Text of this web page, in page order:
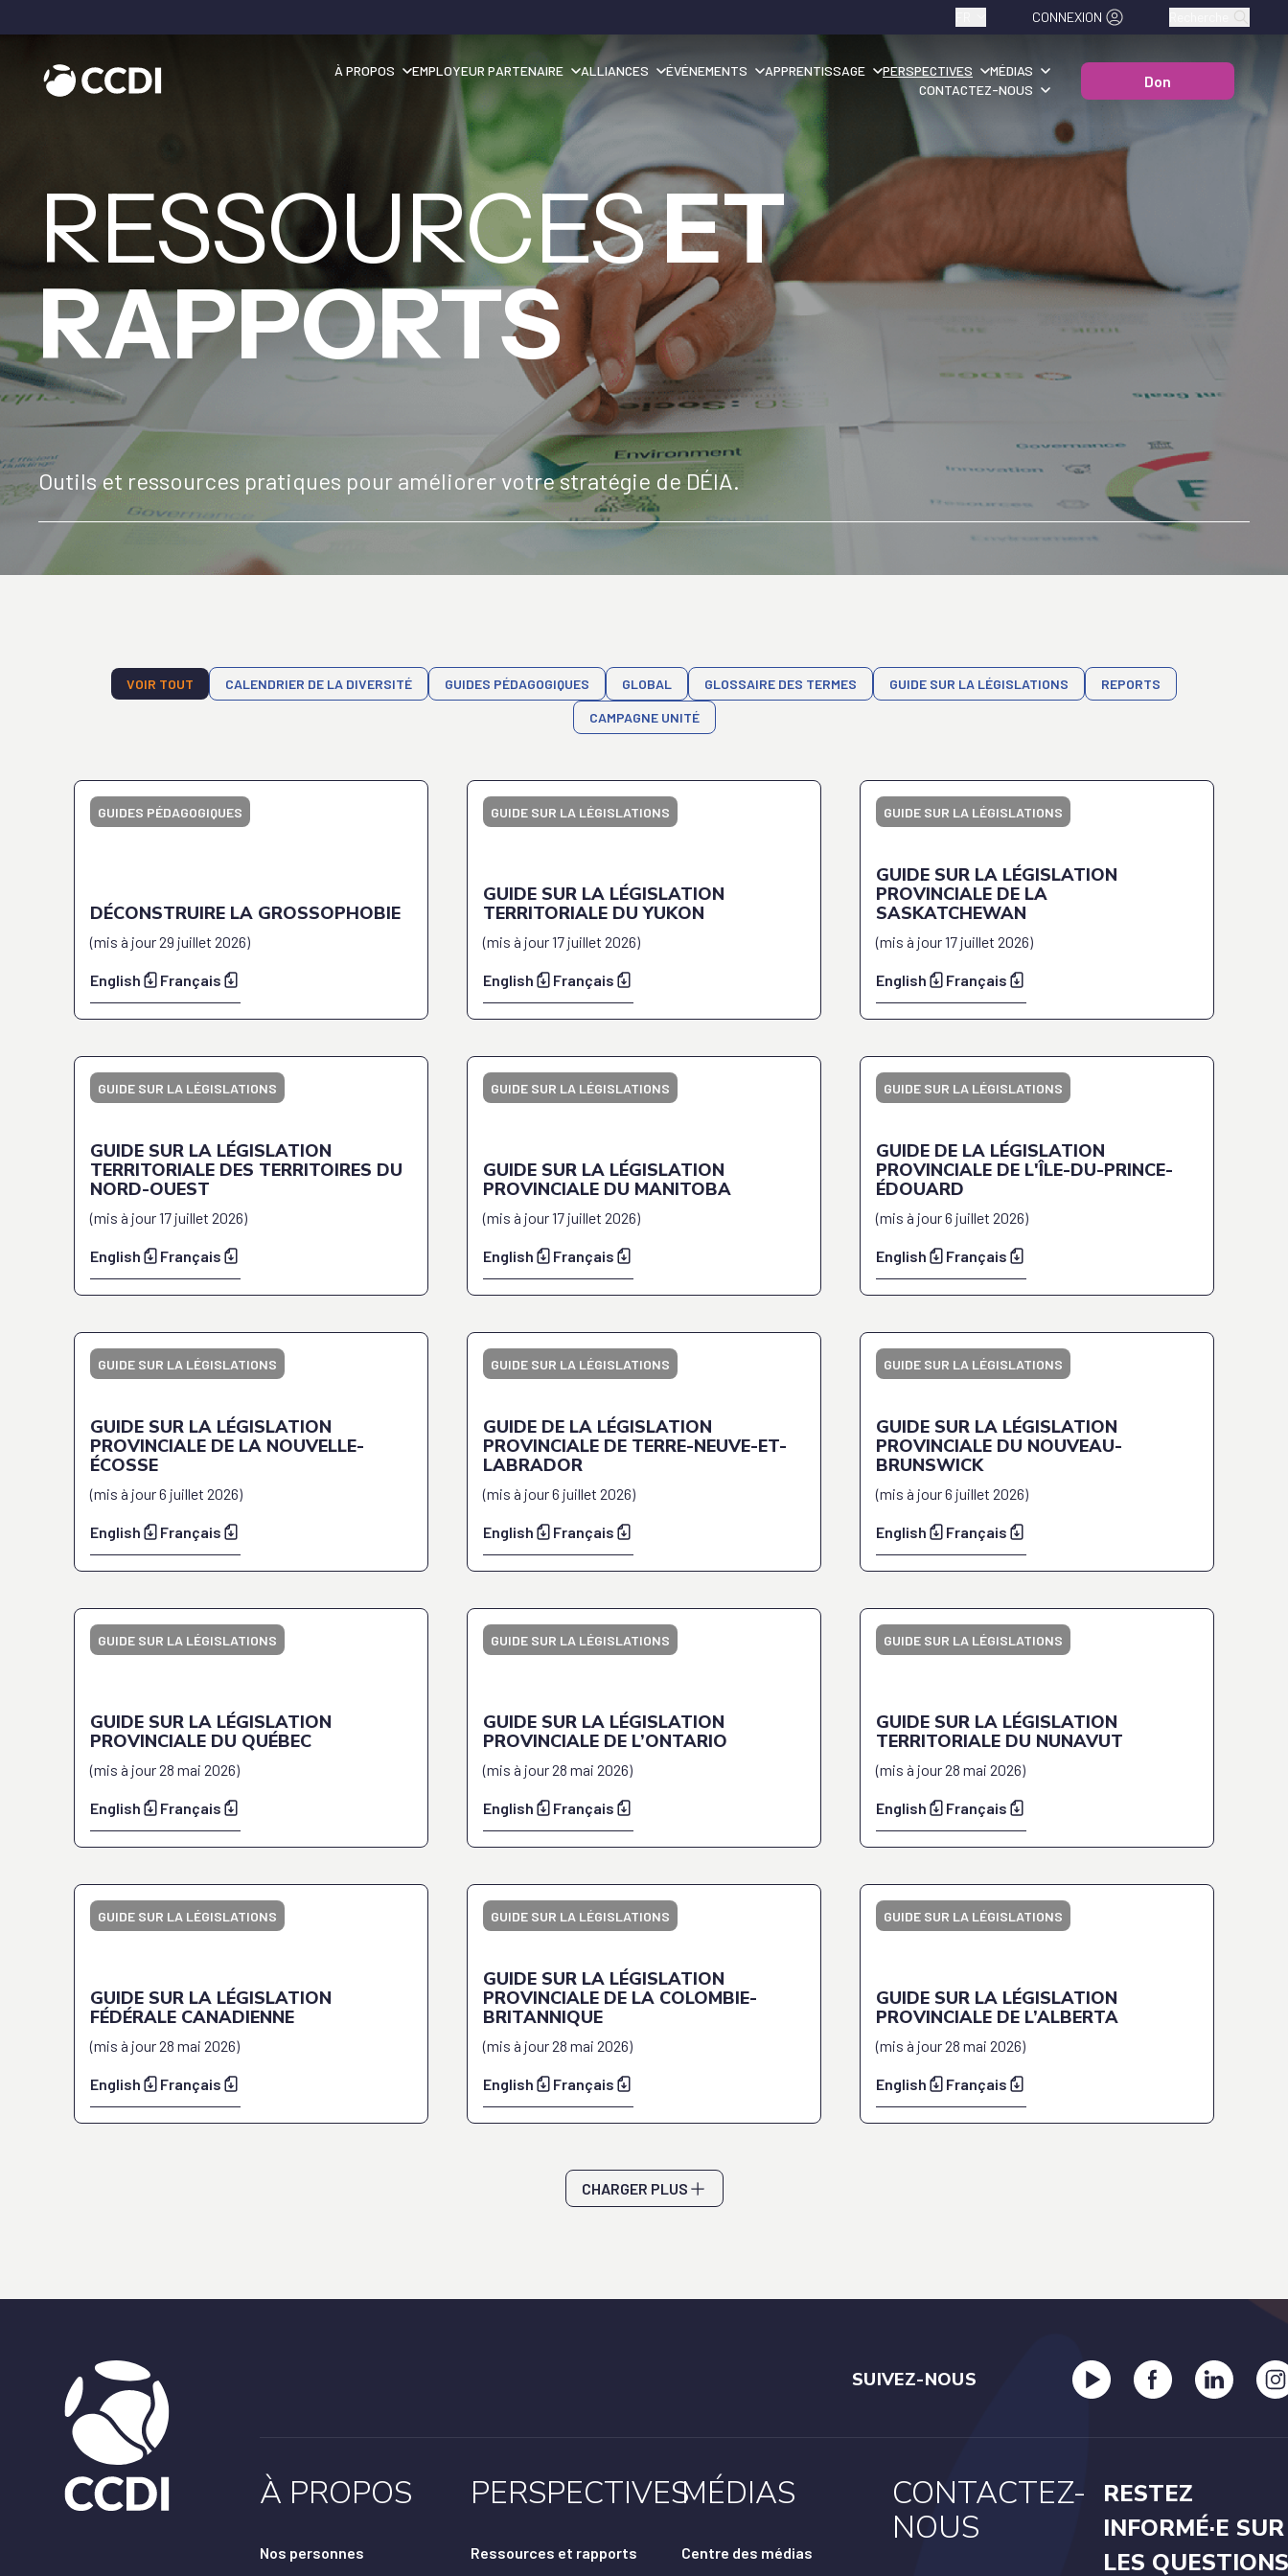
CONNEXION
À PROPOS EMPLOYEUR PARTENAIRE ALLIANCES ÉVÉNEMENTS APPRENTISSAGE PERSPECTIVES
MÉDIAS
CONTACTEZ-NOUS
Don
RESSOURCESET
RAPPORTS
Outils et ressources pratiques pour améliorer votre stratégie de DÉIA.
VOIR TOUT CALENDRIER DE LA DIVERSITÉ GUIDES PÉDAGOGIQUES GLOBAL GLOSSAIRE DES TERMES GUIDE SUR LA LÉGISLATIONS REPORTS
CAMPAGNE UNITÉ
GUIDES PÉDAGOGIQUES
DÉCONSTRUIRE LA GROSSOPHOBIE
(mis à jour29 juillet 2026)
English Français
GUIDE SUR LA LÉGISLATIONS
GUIDE SUR LA LÉGISLATION
TERRITORIALE DU YUKON
(mis à jour17 juillet 2026)
English Français
GUIDE SUR LA LÉGISLATIONS
GUIDE SUR LA LÉGISLATION
PROVINCIALE DE LA
SASKATCHEWAN
(mis à jour17 juillet 2026)
English Français
GUIDE SUR LA LÉGISLATIONS
GUIDE SUR LA LÉGISLATION
TERRITORIALE DES TERRITOIRES DU
NORD-OUEST
(mis à jour17 juillet 2026)
English Français
GUIDE SUR LA LÉGISLATIONS
GUIDE SUR LA LÉGISLATION
PROVINCIALE DU MANITOBA
(mis à jour17 juillet 2026)
English Français
GUIDE SUR LA LÉGISLATIONS
GUIDE DE LA LÉGISLATION
PROVINCIALE DE L'ÎLE-DU-PRINCE-
ÉDOUARD
(mis à jour6 juillet 2026)
English Français
GUIDE SUR LA LÉGISLATIONS
GUIDE SUR LA LÉGISLATION
PROVINCIALE DE LA NOUVELLE-
ÉCOSSE
(mis à jour6 juillet 2026)
English Français
GUIDE SUR LA LÉGISLATIONS
GUIDE DE LA LÉGISLATION
PROVINCIALE DE TERRE-NEUVE-ET-
LABRADOR
(mis à jour6 juillet 2026)
English Français
GUIDE SUR LA LÉGISLATIONS
GUIDE SUR LA LÉGISLATION
PROVINCIALE DU NOUVEAU-
BRUNSWICK
(mis à jour6 juillet 2026)
English Français
GUIDE SUR LA LÉGISLATIONS
GUIDE SUR LA LÉGISLATION
PROVINCIALE DU QUÉBEC
(mis à jour28 mai 2026)
English Français
GUIDE SUR LA LÉGISLATIONS
GUIDE SUR LA LÉGISLATION
PROVINCIALE DE L’ONTARIO
(mis à jour28 mai 2026)
English Français
GUIDE SUR LA LÉGISLATIONS
GUIDE SUR LA LÉGISLATION
TERRITORIALE DU NUNAVUT
(mis à jour28 mai 2026)
English Français
GUIDE SUR LA LÉGISLATIONS
GUIDE SUR LA LÉGISLATION
FÉDÉRALE CANADIENNE
(mis à jour28 mai 2026)
English Français
GUIDE SUR LA LÉGISLATIONS
GUIDE SUR LA LÉGISLATION
PROVINCIALE DE LA COLOMBIE-
BRITANNIQUE
(mis à jour28 mai 2026)
English Français
GUIDE SUR LA LÉGISLATIONS
GUIDE SUR LA LÉGISLATION
PROVINCIALE DE L’ALBERTA
(mis à jour28 mai 2026)
English Français
CHARGER PLUS
SUIVEZ-NOUS
À PROPOS
Nos personnes
PERSPECTIVES
Ressources et rapports
MÉDIAS
Centre des médias
CONTACTEZ-
NOUS
RESTEZ
INFORMÉ·E SUR
LES QUESTIONS